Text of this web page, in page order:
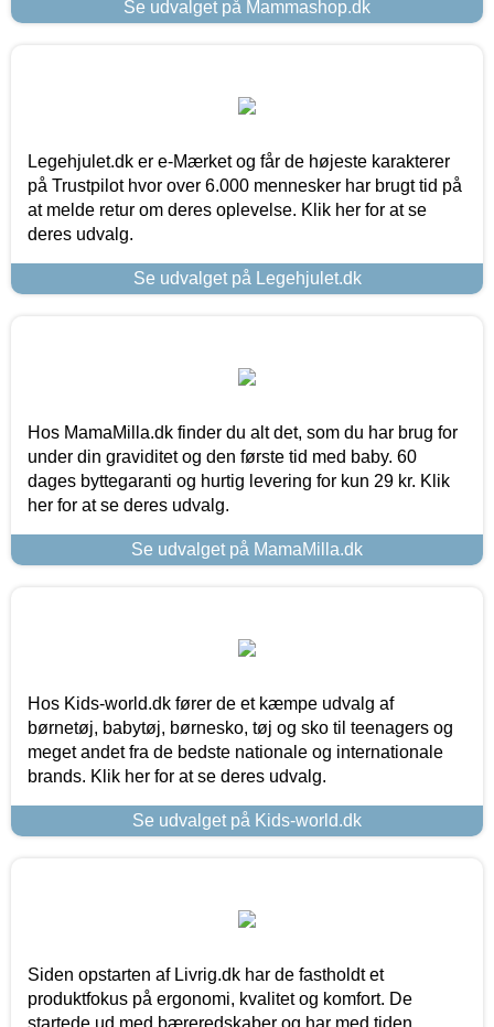
Se udvalget på Mammashop.dk
Legehjulet.dk er e-Mærket og får de højeste karakterer
på Trustpilot hvor over 6.000 mennesker har brugt tid på
at melde retur om deres oplevelse. Klik her for at se
deres udvalg.
Se udvalget på Legehjulet.dk
Hos MamaMilla.dk finder du alt det, som du har brug for
under din graviditet og den første tid med baby. 60
dages byttegaranti og hurtig levering for kun 29 kr. Klik
her for at se deres udvalg.
Se udvalget på MamaMilla.dk
Hos Kids-world.dk fører de et kæmpe udvalg af
børnetøj, babytøj, børnesko, tøj og sko til teenagers og
meget andet fra de bedste nationale og internationale
brands. Klik her for at se deres udvalg.
Se udvalget på Kids-world.dk
Siden opstarten af Livrig.dk har de fastholdt et
produktfokus på ergonomi, kvalitet og komfort. De
startede ud med bæreredskaber og har med tiden